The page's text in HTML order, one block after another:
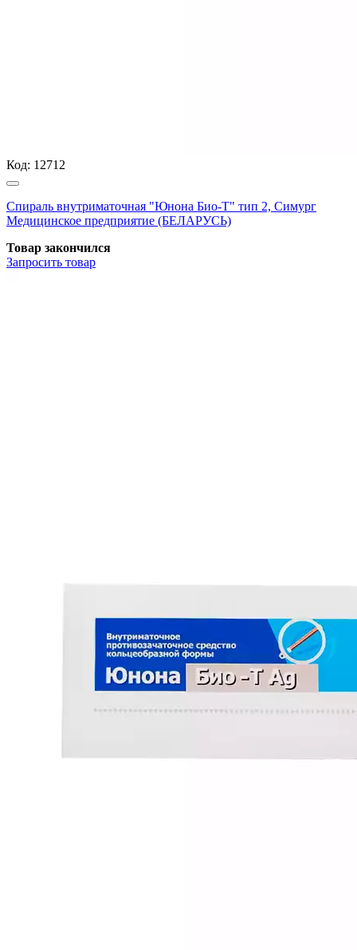
Код: 12712
Спираль внутриматочная "Юнона Био-Т" тип 2, Симург
Медицинское предприятие (БЕЛАРУСЬ)
Товар закончился
Запросить товар